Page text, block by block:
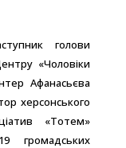
голови
«Чоловіки
Афанасьєва
херсонського
«Тотем»
громадських